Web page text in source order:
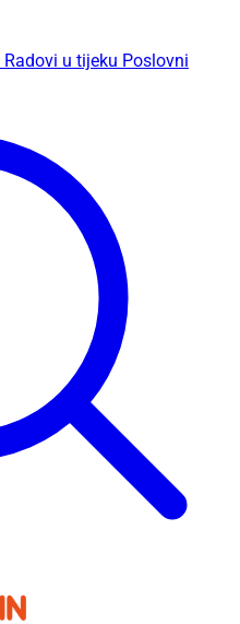
Radovi u tijeku Poslovni